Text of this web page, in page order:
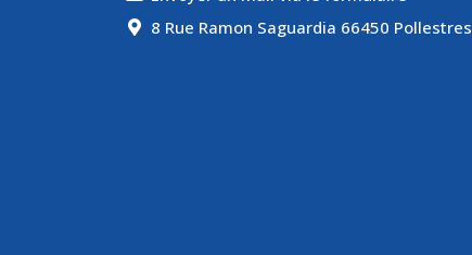
8 Rue Ramon Saguardia 66450 Pollestres